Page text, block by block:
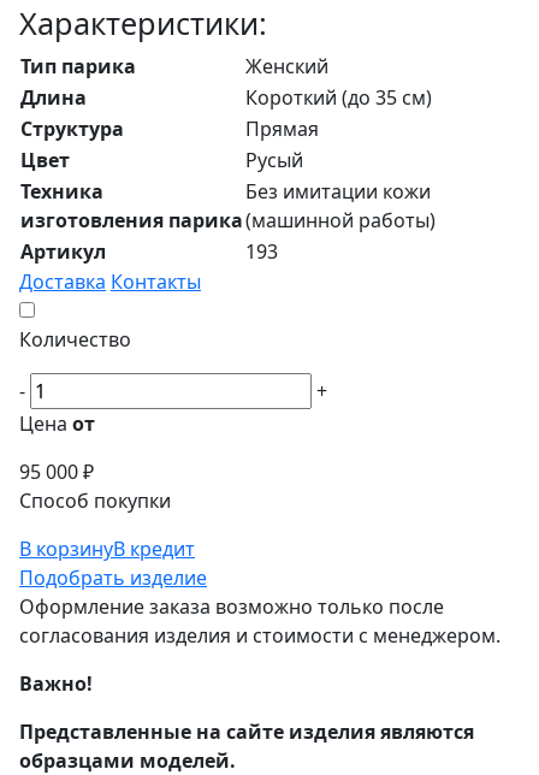
Характеристики:
Тип парика
Женский
Длина
Короткий (до 35 см)
Структура
Прямая
Цвет
Русый
Техника
изготовления парика
Без имитации кожи
(машинной работы)
Артикул
193
Доставка Контакты
Количество
-
+
Цена от
95 000 ₽
Способ покупки
В корзинуВ кредит
Подобрать изделие
Оформление заказа возможно только после
согласования изделия и стоимости с менеджером.
Важно!
Представленные на сайте изделия являются
образцами моделей.